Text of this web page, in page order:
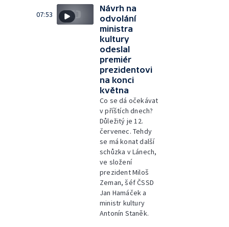
07:53
Návrh na
odvolání
ministra
kultury
odeslal
premiér
prezidentovi
na konci
května
Co se dá očekávat
v příštích dnech?
Důležitý je 12.
červenec. Tehdy
se má konat další
schůzka v Lánech,
ve složení
prezident Miloš
Zeman, šéf ČSSD
Jan Hamáček a
ministr kultury
Antonín Staněk.